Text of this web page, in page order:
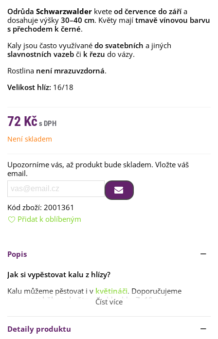
Odrůda Schwarzwalder kvete od července do zářía
dosahuje výšky 30–40 cm. Květy mají tmavě vínovou barvu
s přechodem k černé.
Kaly jsou často využívané do svatebních a jiných
slavnostních vazeb či k řezu do vázy.
Rostlina není mrazuvzdorná.
Velikost hlíz: 16/18
72 Kč
Není skladem
Upozorníme vás, až produkt bude skladem. Vložte váš
email.
Kód zboží: 2001361
Přidat k oblíbeným
Popis
Jak si vypěstovat kalu z hlízy?
Kalu můžeme pěstovat i v květináči. Doporučujeme
během května do hloubky 7–10 cm
Kala vyžadujeslunnéstanoviště, dobřepropustnoupůdu a
během vegetacevydatnou zálivku
hnojivy , ale s nízkým obsahem dusíku.
Číst více
Detaily produktu